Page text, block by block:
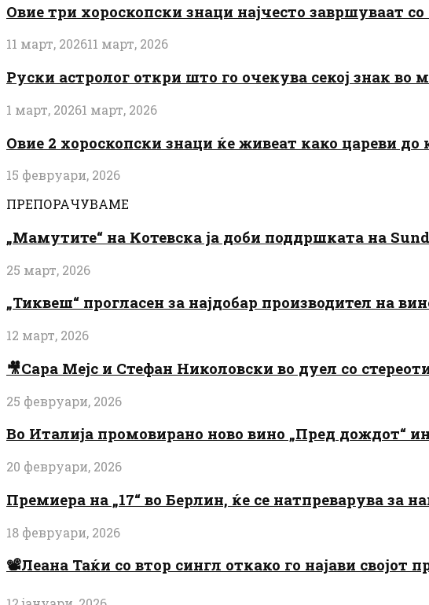
Овие три хороскопски знаци најчесто завршуваат
11 март, 202611 март, 2026
Руски астролог откри што го очекува секој знак во
1 март, 20261 март, 2026
Овие 2 хороскопски знаци ќе живеат како цареви
15 февруари, 2026
ПРЕПОРАЧУВАМЕ
„Мамутите“ на Котевска ја доби поддршката на
25 март, 2026
„Тиквеш“ прогласен за најдобар производител на
12 март, 2026
🎥Сара Мејс и Стефан Николовски во дуел со
25 февруари, 2026
Во Италија промовирано ново вино „Пред дождот“
20 февруари, 2026
Премиера на „17“ во Берлин, ќе се натпреварува за
18 февруари, 2026
📽️Леана Таќи со втор сингл откако го најави својот